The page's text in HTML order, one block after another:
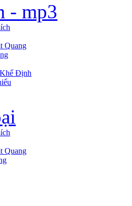
- mp3
Quang
Định
Quang